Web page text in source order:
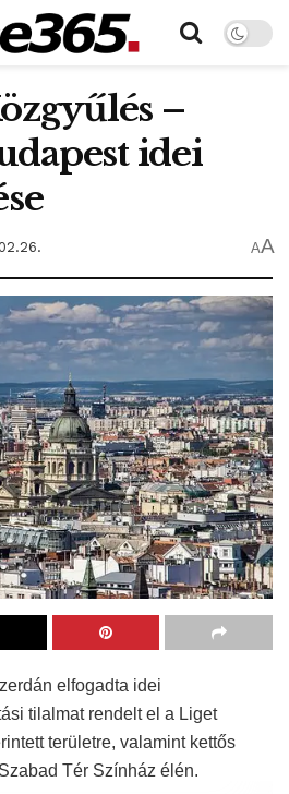
–
idei
AA
elfogadta idei
tilalmat rendelt el a Liget
területre, valamint kettős
Tér Színház élén.